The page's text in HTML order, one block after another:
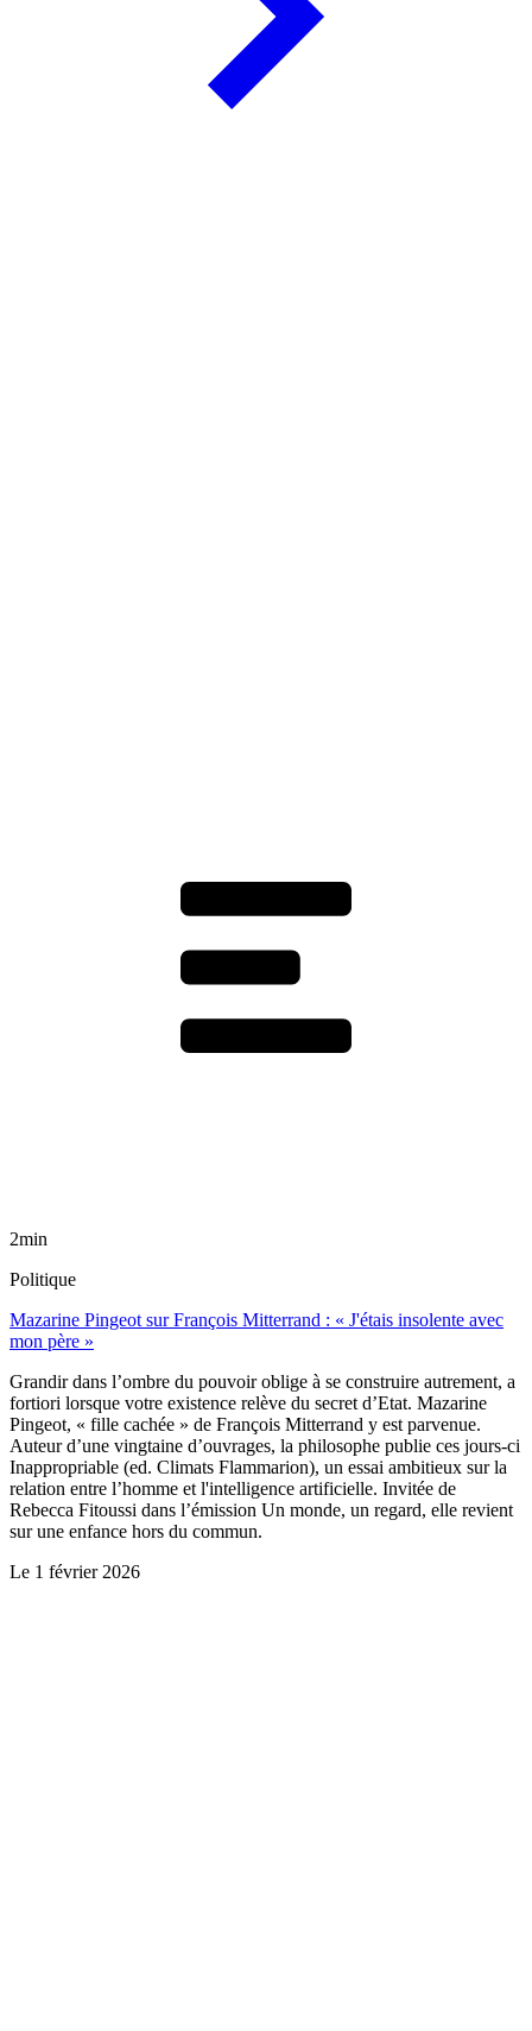
2min
Politique
Mazarine Pingeot sur François Mitterrand : « J'étais insolente avec
mon père »
Grandir dans l’ombre du pouvoir oblige à se construire autrement, a
fortiori lorsque votre existence relève du secret d’Etat. Mazarine
Pingeot, « fille cachée » de François Mitterrand y est parvenue.
Auteur d’une vingtaine d’ouvrages, la philosophe publie ces jours-ci
Inappropriable (ed. Climats Flammarion), un essai ambitieux sur la
relation entre l’homme et l'intelligence artificielle. Invitée de
Rebecca Fitoussi dans l’émission Un monde, un regard, elle revient
sur une enfance hors du commun.
Le 1 février 2026